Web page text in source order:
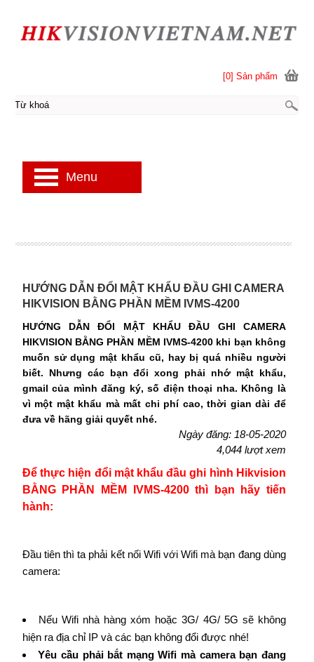
HƯỚNG DẪN ĐỔI MẬT KHẨU ĐẦU GHI CAMERA
HIKVISION BẰNG PHẦN MỀM IVMS-4200
HƯỚNG DẪN ĐỔI MẬT KHẨU ĐẦU GHI CAMERA
HIKVISION BẰNG PHẦN MỀM IVMS-4200 khi bạn không
muốn sử dụng mật khẩu cũ, hay bị quá nhiều người
biết. Nhưng các bạn đổi xong phải nhớ mật khẩu,
gmail của mình đăng ký, số điện thoại nha. Không là
vì một mật khẩu mà mất chi phí cao, thời gian dài để
đưa về hãng giải quyết nhé.
Ngày đăng: 18-05-2020
4,044 lượt xem
Để thực hiện đổi mật khẩu đầu ghi hình Hikvision
BẰNG PHẦN MỀM IVMS-4200 thì bạn hãy tiến
hành:
Đầu tiên thì ta phải kết nối Wifi với Wifi mà bạn đang dùng
camera:
Nếu Wifi nhà hàng xóm hoặc 3G/ 4G/ 5G sẽ không
hiện ra địa chỉ IP và các bạn không đổi được nhé!
Yêu cầu phải bắt mạng Wifi mà camera bạn đang
[0] Sản phẩm
Menu